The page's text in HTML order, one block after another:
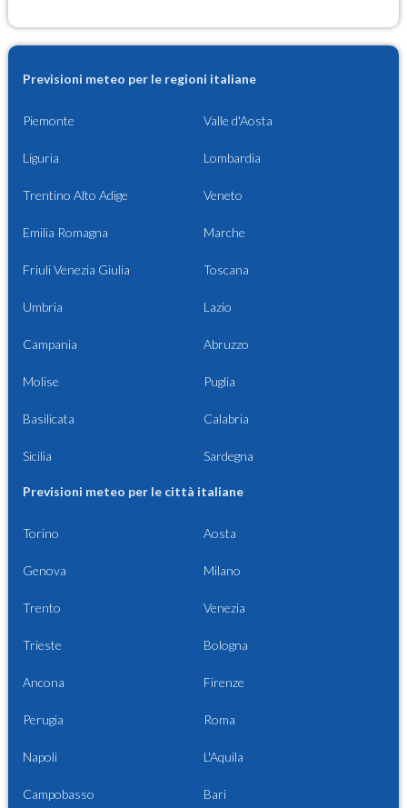
Previsioni meteo per le regioni italiane
Piemonte Valle d'Aosta
Liguria Lombardia
Trentino Alto Adige Veneto
Emilia Romagna Marche
Friuli Venezia Giulia Toscana
Umbria Lazio
Campania Abruzzo
Molise Puglia
Basilicata Calabria
Sicilia Sardegna
Previsioni meteo per le città italiane
Torino Aosta
Genova Milano
Trento Venezia
Trieste Bologna
Ancona Firenze
Perugia Roma
Napoli L'Aquila
Campobasso Bari